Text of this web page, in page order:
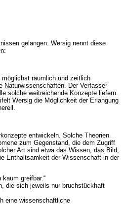
gelangen. Wersig nennt diese
räumlich und zeitlich
Naturwissenschaften. Der Verfasser
solche weitreichende Konzepte liefern.
Wersig die Möglichkeit der Erlangung
entwickeln. Solche Theorien
zum Gegenstand, die dem Zugriff
Art sind etwa das Wissen, das Bild,
Enthaltsamkeit der Wissenschaft in der
greifbar.“
die sich jeweils nur bruchstückhaft
eine wissenschaftliche